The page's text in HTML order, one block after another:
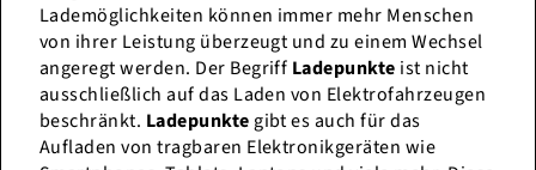
Lademöglichkeiten können immer mehr Menschen
von ihrer Leistung überzeugt und zu einem Wechsel
angeregt werden. Der Begriff Ladepunkte ist nicht
ausschließlich auf das Laden von Elektrofahrzeugen
beschränkt. Ladepunkte gibt es auch für das
Aufladen von tragbaren Elektronikgeräten wie